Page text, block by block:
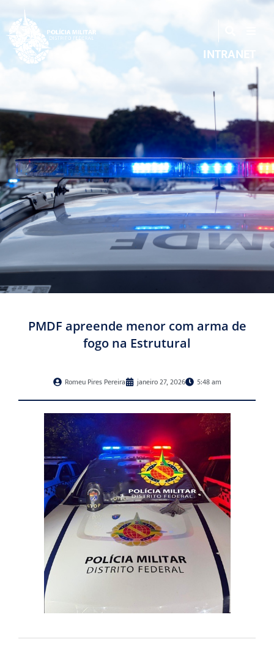
INTRANET
PMDF apreende menor com arma de
fogo na Estrutural
Romeu Pires Pereira janeiro 27, 2026 5:48 am